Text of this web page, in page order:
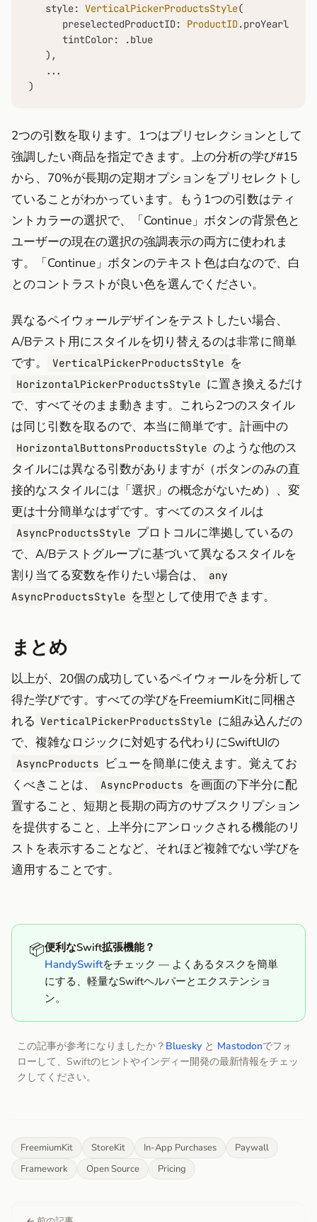
   style:
VerticalPickerProductsStyle(
      preselectedProductID:
ProductID.proYearly,
      tintColor: .blue
   ),
...
)
2つの引数を取ります。1つはプリセレクションとして
強調したい商品を指定できます。上の分析の学び#15
から、70%が長期の定期オプションをプリセレクトし
ていることがわかっています。もう1つの引数はティ
ントカラーの選択で、「Continue」ボタンの背景色と
ユーザーの現在の選択の強調表示の両方に使われま
す。「Continue」ボタンのテキスト色は白なので、白
とのコントラストが良い色を選んでください。
異なるペイウォールデザインをテストしたい場合、
A/Bテスト用にスタイルを切り替えるのは非常に簡単
です。
VerticalPickerProductsStyle を
HorizontalPickerProductsStyle に置き換えるだけ
で、すべてそのまま動きます。これら2つのスタイル
は同じ引数を取るので、本当に簡単です。計画中の
HorizontalButtonsProductsStyle のような他のス
タイルには異なる引数がありますが（ボタンのみの直
接的なスタイルには「選択」の概念がないため）、変
更は十分簡単なはずです。すべてのスタイルは
AsyncProductsStyle プロトコルに準拠しているの
で、A/Bテストグループに基づいて異なるスタイルを
割り当てる変数を作りたい場合は、
any
AsyncProductsStyle を型として使用できます。
まとめ
以上が、20個の成功しているペイウォールを分析して
得た学びです。すべての学びをFreemiumKitに同梱さ
れる VerticalPickerProductsStyle に組み込んだの
で、複雑なロジックに対処する代わりにSwiftUIの
AsyncProducts
ビューを簡単に使えます。覚えてお
くべきことは、
AsyncProducts を画面の下半分に配
置すること、短期と長期の両方のサブスクリプション
を提供すること、上半分にアンロックされる機能のリ
ストを表示することなど、それほど複雑でない学びを
適用することです。
📦便利なSwift拡張機能？
HandySwiftをチェック — よくあるタスクを簡単
にする、軽量なSwiftヘルパーとエクステンショ
ン。
この記事が参考になりましたか？ Bluesky と Mastodonでフォ
ローして、Swiftのヒントやインディー開発の最新情報をチェッ
クしてください。
FreemiumKit StoreKit In-App Purchases
Paywall
Framework
Open Source Pricing